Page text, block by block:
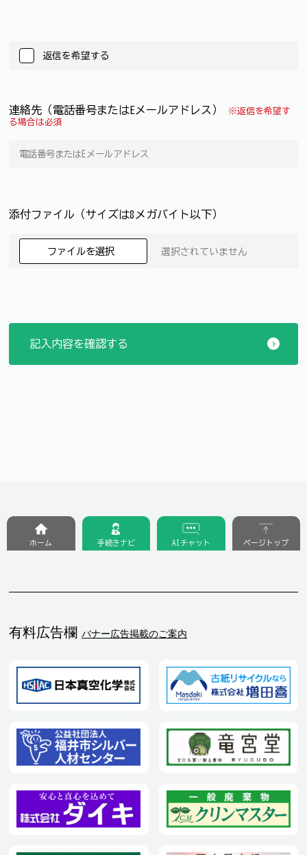
返信を希望する
連絡先（電話番号またはEメールアドレス）
※返信を希望す
る場合は必須
添付ファイル（サイズは8メガバイト以下）
ファイルを選択 選択されていません
有料広告欄 バナー広告掲載のご案内
ホーム 手続きナビ AIチャット ページトップ